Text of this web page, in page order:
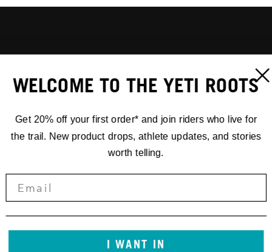
WELCOME TO THE YETI ROOTS
Get 20% off your first order* and join riders who live for
the trail. New product drops, athlete updates, and stories
worth telling.
I WANT IN